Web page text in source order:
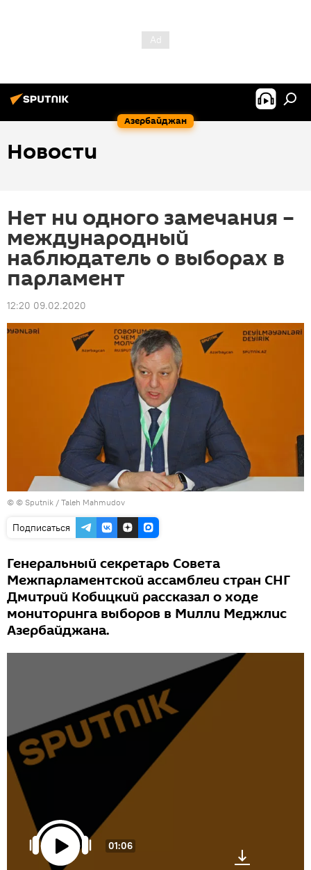
Азербайджан
Новости
Нет ни одного замечания –
международный
наблюдатель о выборах в
парламент
12:20 09.02.2020
© © Sputnik / Taleh Mahmudov
Подписаться
Генеральный секретарь Совета
Межпарламентской ассамблеи стран СНГ
Дмитрий Кобицкий рассказал о ходе
мониторинга выборов в Милли Меджлис
Азербайджана.
01:06